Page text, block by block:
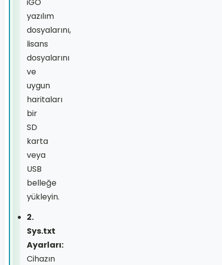
yazılım
dosyalarını,
lisans
dosyalarını
ve
uygun
haritaları
bir
SD
karta
veya
USB
belleğe
yükleyin.
2.
Sys.txt
Ayarları:
Cihazın